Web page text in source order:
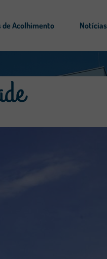
de Acolhimento Notícias